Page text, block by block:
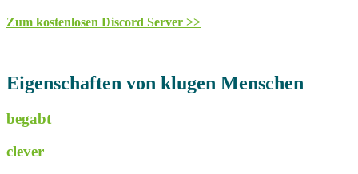
Zum kostenlosen Discord Server >>
Eigenschaften von klugen Menschen
begabt
clever